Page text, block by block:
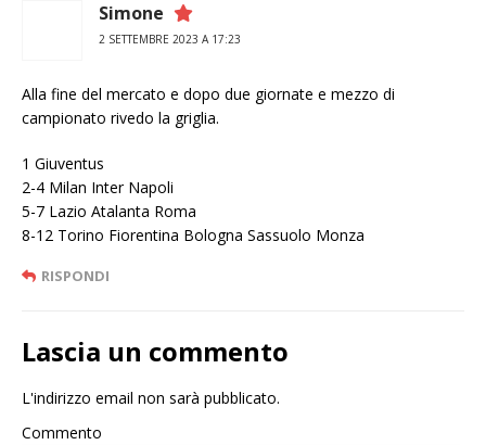
Simone
2 SETTEMBRE 2023 A 17:23
Alla fine del mercato e dopo due giornate e mezzo di
campionato rivedo la griglia.
1 Giuventus
2-4 Milan Inter Napoli
5-7 Lazio Atalanta Roma
8-12 Torino Fiorentina Bologna Sassuolo Monza
RISPONDI
Lascia un commento
L'indirizzo email non sarà pubblicato.
Commento